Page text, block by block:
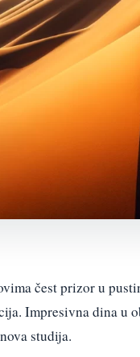
čest prizor u
Impresivna dina u
studija.